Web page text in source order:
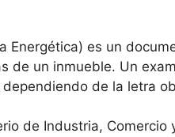
Energética) es un
de un inmueble. Un
de la letra
de Industria, Comercio